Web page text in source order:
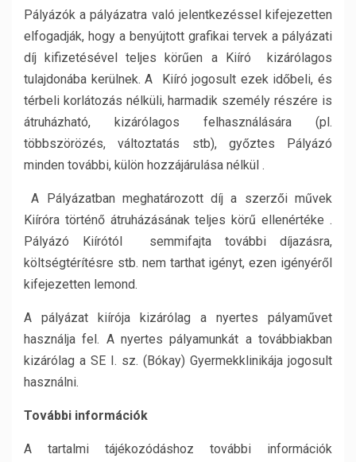
Pályázók a pályázatra való jelentkezéssel kifejezetten
elfogadják, hogy a benyújtott grafikai tervek a pályázati
díj kifizetésével teljes körűen a Kiíró kizárólagos
tulajdonába kerülnek. A Kiíró jogosult ezek időbeli, és
térbeli korlátozás nélküli, harmadik személy részére is
átruházható, kizárólagos felhasználására (pl.
többszörözés, változtatás stb), győztes Pályázó
minden további, külön hozzájárulása nélkül .
A Pályázatban meghatározott díj a szerzői művek
Kiíróra történő átruházásának teljes körű ellenértéke .
Pályázó Kiírótól semmifajta további díjazásra,
költségtérítésre stb. nem tarthat igényt, ezen igényéről
kifejezetten lemond.
A pályázat kiírója kizárólag a nyertes pályaművet
használja fel. A nyertes pályamunkát a továbbiakban
kizárólag a SE I. sz. (Bókay) Gyermekklinikája jogosult
használni.
További információk
A tartalmi tájékozódáshoz további információk